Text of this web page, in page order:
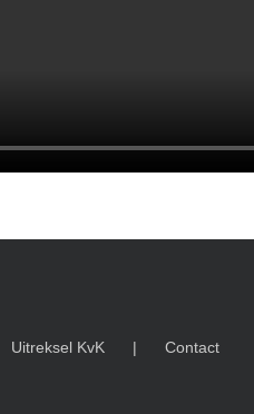
Uitreksel KvK Contact